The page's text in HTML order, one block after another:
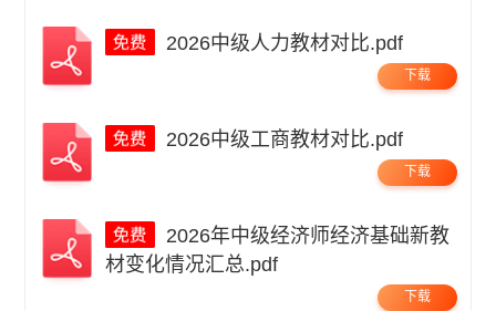
2026中级人力教材对比.pdf
下载
2026中级工商教材对比.pdf
下载
材变化情况汇总.pdf
下载